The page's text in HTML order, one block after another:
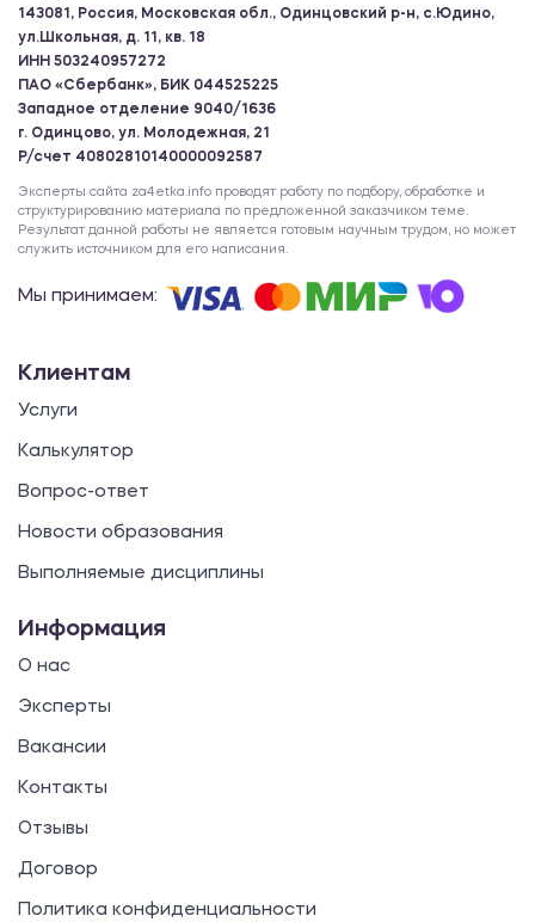
143081, Россия, Московская обл., Одинцовский р-н, с.Юдино,
ул.Школьная, д. 11, кв. 18
ИНН 503240957272
ПАО «Сбербанк», БИК 044525225
Западное отделение 9040/1636
г. Одинцово, ул. Молодежная, 21
Р/счет 40802810140000092587
Эксперты сайта za4etka.info проводят работу по подбору, обработке и
структурированию материала по предложенной заказчиком теме.
Результат данной работы не является готовым научным трудом, но может
служить источником для его написания.
Мы принимаем:
Клиентам
Услуги
Калькулятор
Вопрос-ответ
Новости образования
Выполняемые дисциплины
Информация
О нас
Эксперты
Вакансии
Контакты
Отзывы
Договор
Политика конфиденциальности